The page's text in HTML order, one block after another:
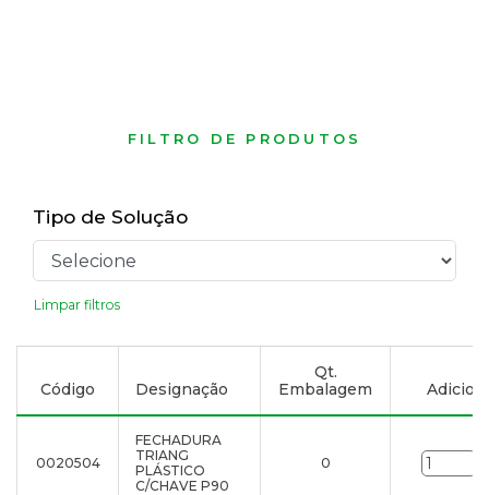
FILTRO DE PRODUTOS
Tipo de Solução
Limpar filtros
Código Designação
Qt.
Embalagem
0020504
FECHADURA
TRIANG
PLÁSTICO
C/CHAVE P90
0